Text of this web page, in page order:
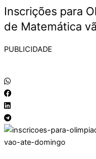
Inscrições para
de Matemática
PUBLICIDADE